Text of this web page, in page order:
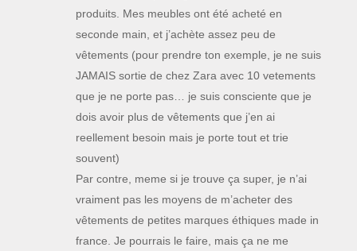
produits. Mes meubles ont été acheté en
seconde main, et j’achète assez peu de
vêtements (pour prendre ton exemple, je ne suis
JAMAIS sortie de chez Zara avec 10 vetements
que je ne porte pas… je suis consciente que je
dois avoir plus de vêtements que j’en ai
reellement besoin mais je porte tout et trie
souvent)
Par contre, meme si je trouve ça super, je n’ai
vraiment pas les moyens de m’acheter des
vêtements de petites marques éthiques made in
france. Je pourrais le faire, mais ça ne me